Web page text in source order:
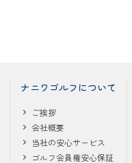
ナニワゴルフについて
ご挨拶
会社概要
当社の安心サービス
ゴルフ会員権安心保証